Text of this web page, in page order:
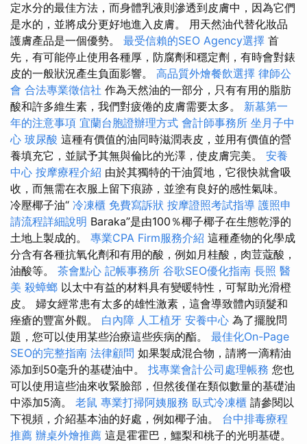
定水分的最佳方法，而身體乳液則滲透到皮膚中，因為它們
是水的，並將成分更好地進入皮膚。 用天然油代替化妝品
護膚產品是一個優勢。 最受信賴的SEO Agency選擇 首
先，有可能停止使用各種厚，防腐劑和穩定劑，有時會對錶
皮的一般狀況產生負面影響。 高品質外燴餐飲選擇 律師公
會 合法專業徵信社 作為天然油的一部分，只有有用的脂肪
酸和許多維生素，我們對疲倦的皮膚需要太多。 新墓第一
年的注意事項 宜蘭台胞證辦理方式 會計師事務所 坐月子中
心 玻尿酸 這種有價值的油同時滋潤表皮，並用有價值的營
養填充它，並賦予其無與倫比的光澤，使皮膚完美。 安養
中心 按摩療程介紹 由於其獨特的干油質地，它很快就會吸
收，而無需在衣服上留下痕跡，並塗有良好的感性氣味。
冷壓椰子油“ 冷凍櫃 免費寫訴狀 按摩證照考試指導 護照申
請流程詳細說明 Baraka”是由100％椰子椰子在生態乾淨的
土地上製成的。 專業CPA Firm服務介紹 這種產物的化學成
分含有各種抗氧化劑和有用的酸，例如月桂酸，肉荳蔻酸，
油酸等。 茶會點心 記帳事務所 谷歌SEO優化指南 長照 醫
美 殺蟑螂 以太中有益的材料具有變暖特性，可幫助光滑橙
皮。 婦女經常患有太多的雄性激素，這會導致體內頭髮和
痤瘡的豐富外觀。 白內障 人工植牙 安養中心 為了擺脫問
題，您可以使用某些治療這些疾病的酯。 最佳化On-Page
SEO的完整指南 法律顧問 如果製成混合物，請將一滴精油
添加到50毫升的基礎油中。 找專業會計公司處理帳務 您也
可以使用這些油來收緊臉部，但然後僅在類似數量的基礎油
中添加5滴。 老鼠 專業打掃阿姨服務 臥式冷凍櫃 請參閱以
下視頻，介紹基本油的好處，例如椰子油。 台中排毒療程
推薦 辦桌外燴推薦 這是霍霍巴，鱷梨和桃子的光明基礎。